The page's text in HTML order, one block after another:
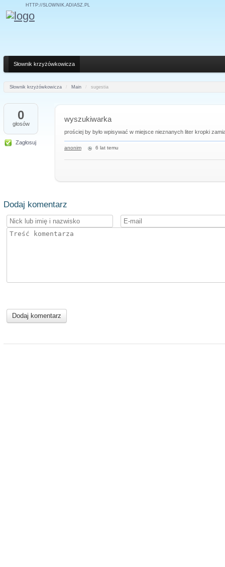
HTTP://SLOWNIK.ADIASZ.PL
Słownik krzyżówkowicza
Słownik krzyżówkowicza / Main / sugestia
0
głosów
Zagłosuj
wyszukiwarka
prościej by było wpisywać w miejsce nieznanych liter kropki
anonim 6 lat temu
Dodaj komentarz